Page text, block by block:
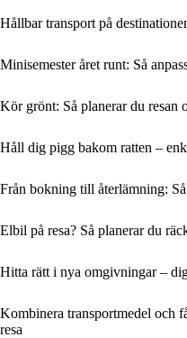
Hållbar transport på
Minisemester året runt: Så
Kör grönt: Så planerar du
Håll dig pigg bakom ratten –
Från bokning till återlämning:
Elbil på resa? Så planerar du
Hitta rätt i nya omgivningar –
Kombinera transportmedel och
resa